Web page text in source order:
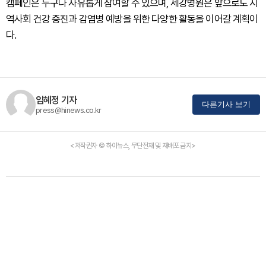
캠페인은 누구나 자유롭게 참여할 수 있으며, 세강병원은 앞으로도 지
역사회 건강 증진과 감염병 예방을 위한 다양한 활동을 이어갈 계획이
다.
임혜정 기자
press@hinews.co.kr
다른기사 보기
<저작권자 © 하이뉴스, 무단전재 및 재배포 금지>